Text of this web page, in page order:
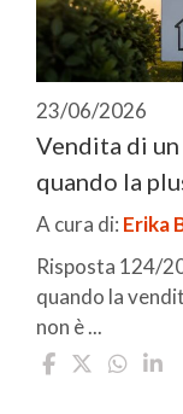
23/06/2026
Vendita di
quando la
A cura di: Erika
Risposta 124/
quando la
non è ...